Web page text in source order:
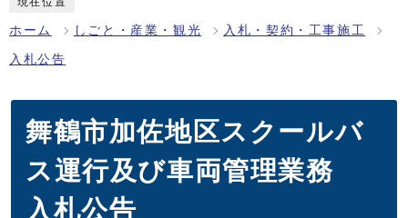
ホーム しごと・産業・観光 入札・契約・工事施工
入札公告
舞鶴市加佐地区スクールバ
ス運行及び車両管理業務
入札公告